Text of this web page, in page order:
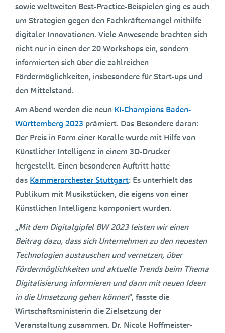
sowie weltweiten Best-Practice-Beispielen ging es auch
um Strategien gegen den Fachkräftemangel mithilfe
digitaler Innovationen. Viele Anwesende brachten sich
nicht nur in einen der 20 Workshops ein, sondern
informierten sich über die zahlreichen
Fördermöglichkeiten, insbesondere für Start-ups und
den Mittelstand.
Am Abend werden die neun KI-Champions Baden-
Württemberg 2023 prämiert. Das Besondere daran:
Der Preis in Form einer Koralle wurde mit Hilfe von
Künstlicher Intelligenz in einem 3D-Drucker
hergestellt. Einen besonderen Auftritt hatte
das Kammerorchester Stuttgart: Es unterhielt das
Publikum mit Musikstücken, die eigens von einer
Künstlichen Intelligenz komponiert wurden.
„Mit dem Digitalgipfel BW 2023 leisten wir einen
Beitrag dazu, dass sich Unternehmen zu den neuesten
Technologien austauschen und vernetzen, über
Fördermöglichkeiten und aktuelle Trends beim Thema
Digitalisierung informieren und dann mit neuen Ideen
in die Umsetzung gehen können“, fasste die
Wirtschaftsministerin die Zielsetzung der
Veranstaltung zusammen. Dr. Nicole Hoffmeister-